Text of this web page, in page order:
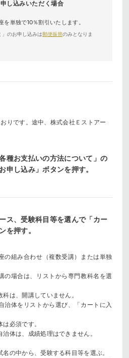
し込みいただく場合
を単独で10％割引いたします。
のお申し込みは郵便振替のみとなりま
りです。途中、株式会社Ｅストアー
種お支払いの方法について」の
申し込み」ボタンを押す。
ス、受験科目等を選んで「カー
を押す。
組み合わせ（複数受講）または単独
場合は、リストから専門教科名を選
、開講していません。
体をリストから選び、「カートに入
必須です。
は、成績処理はできません。
の中から、受験する科目等を選ぶ。